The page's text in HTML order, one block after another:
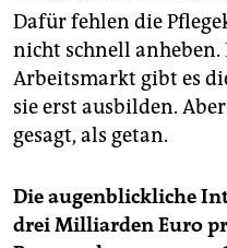
Dafür fehlen die
nicht schnell anheben.
Arbeitsmarkt gibt es
sie erst ausbilden.
gesagt, als getan.
Die augenblickliche
drei Milliarden Euro